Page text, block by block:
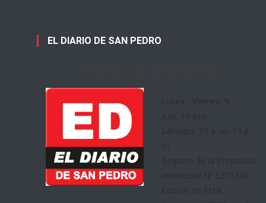
EL DIARIO DE SAN PEDRO
Lunes - Viernes: 9
a.m.-16 p.m.
Sábados: 10 a. m.-13 p.
m.
Registro de la Propiedad
Intelectual Nº 5335348
Edición Nº 6168